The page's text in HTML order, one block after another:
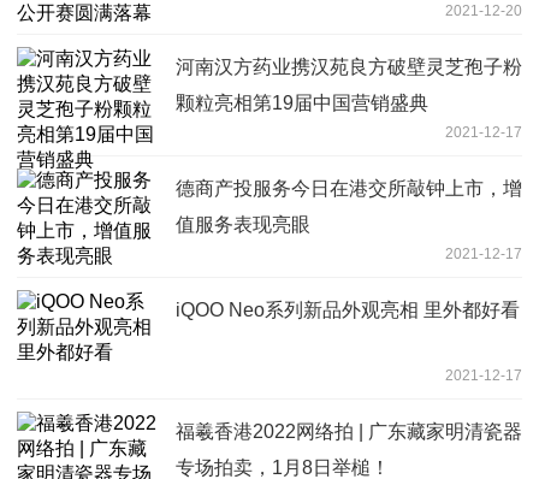
2021-12-20
河南汉方药业携汉苑良方破壁灵芝孢子粉
颗粒亮相第19届中国营销盛典
2021-12-17
德商产投服务今日在港交所敲钟上市，增
值服务表现亮眼
2021-12-17
iQOO Neo系列新品外观亮相 里外都好看
2021-12-17
福羲香港2022网络拍 | 广东藏家明清瓷器
专场拍卖，1月8日举槌！